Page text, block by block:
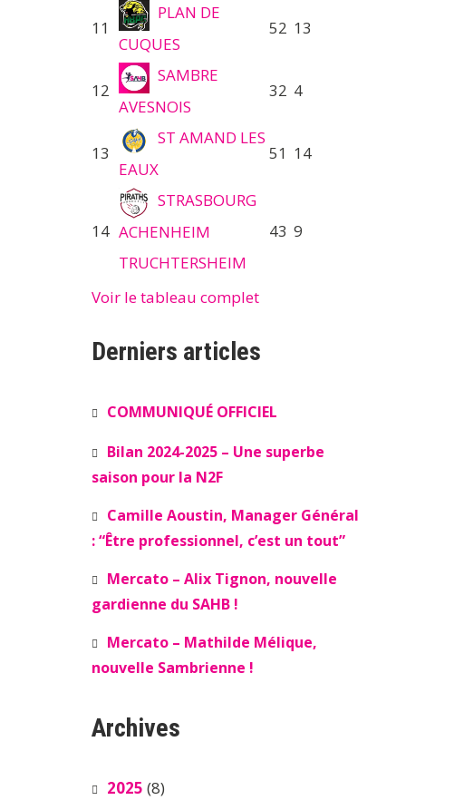
11
PLAN DE
CUQUES
52 13
12
SAMBRE
AVESNOIS
32 4
13
ST AMAND LES
EAUX
51 14
14
STRASBOURG
ACHENHEIM
TRUCHTERSHEIM
43 9
Voir le tableau complet
Derniers articles
COMMUNIQUÉ OFFICIEL
Bilan 2024-2025 – Une superbe
saison pour la N2F
Camille Aoustin, Manager Général
: “Être professionnel, c’est un tout”
Mercato – Alix Tignon, nouvelle
gardienne du SAHB !
Mercato – Mathilde Mélique,
nouvelle Sambrienne !
Archives
2025 (8)